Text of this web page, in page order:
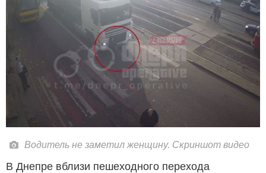
Водитель не заметил женщину. Скриншот видео
В Днепре вблизи пешеходного перехода